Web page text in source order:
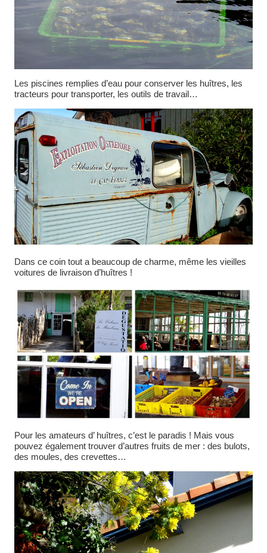
Les piscines remplies d’eau pour conserver les huîtres, les
tracteurs pour transporter, les outils de travail…
Dans ce coin tout a beaucoup de charme, même les vieilles
voitures de livraison d’huîtres !
Pour les amateurs d’ huîtres, c’est le paradis ! Mais vous
pouvez également trouver d’autres fruits de mer : des bulots,
des moules, des crevettes…